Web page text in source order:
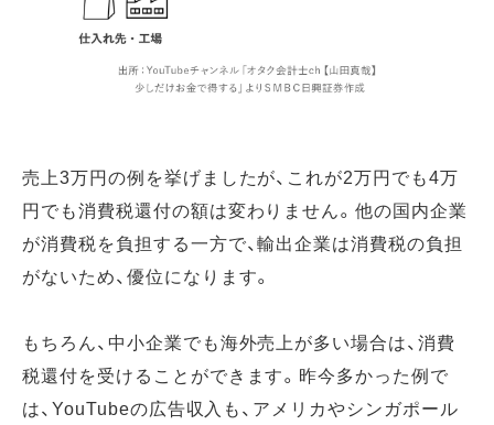
売上3万円の例を挙げましたが、これが2万円でも4万
円でも消費税還付の額は変わりません。他の国内企業
が消費税を負担する一方で、輸出企業は消費税の負担
がないため、優位になります。
もちろん、中小企業でも海外売上が多い場合は、消費
税還付を受けることができます。昨今多かった例で
は、YouTubeの広告収入も、アメリカやシンガポール